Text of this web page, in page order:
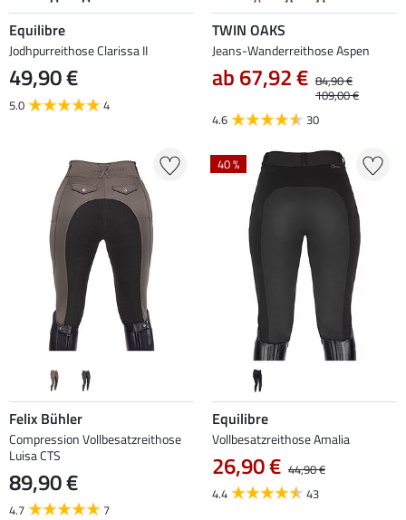
Equilibre
Jodhpurreithose Clarissa II
49,90 €
5.0 4
TWIN OAKS
Jeans-Wanderreithose Aspen
ab 67,92 € 84,90 €
109,00 €
4.6
30
Felix Bühler
Compression Vollbesatzreithose
Luisa CTS
89,90 €
4.7 7
40 %
Equilibre
Vollbesatzreithose Amalia
26,90 € 44,90 €
4.4
43